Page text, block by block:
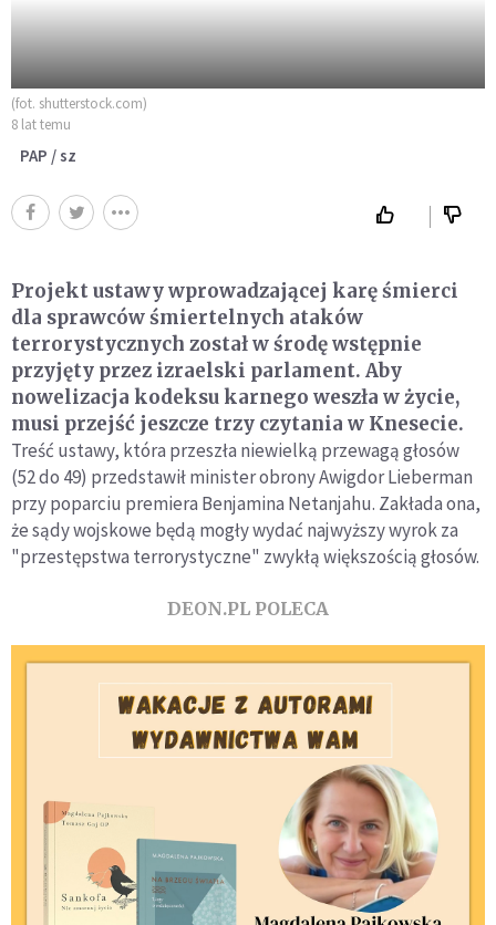
(fot. shutterstock.com)
8 lat temu
PAP / sz
Projekt ustawy wprowadzającej karę śmierci
dla sprawców śmiertelnych ataków
terrorystycznych został w środę wstępnie
przyjęty przez izraelski parlament. Aby
nowelizacja kodeksu karnego weszła w życie,
musi przejść jeszcze trzy czytania w Knesecie.
Treść ustawy, która przeszła niewielką przewagą głosów
(52 do 49) przedstawił minister obrony Awigdor Lieberman
przy poparciu premiera Benjamina Netanjahu. Zakłada ona,
że sądy wojskowe będą mogły wydać najwyższy wyrok za
"przestępstwa terrorystyczne" zwykłą większością głosów.
DEON.PL POLECA